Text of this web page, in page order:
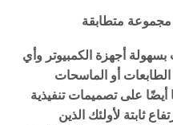
متطابقة
أجهزة الكمبيوتر وأي
أو الماسحات
أيضًا على تصميمات تنفيذية
ثابتة لأولئك الذين